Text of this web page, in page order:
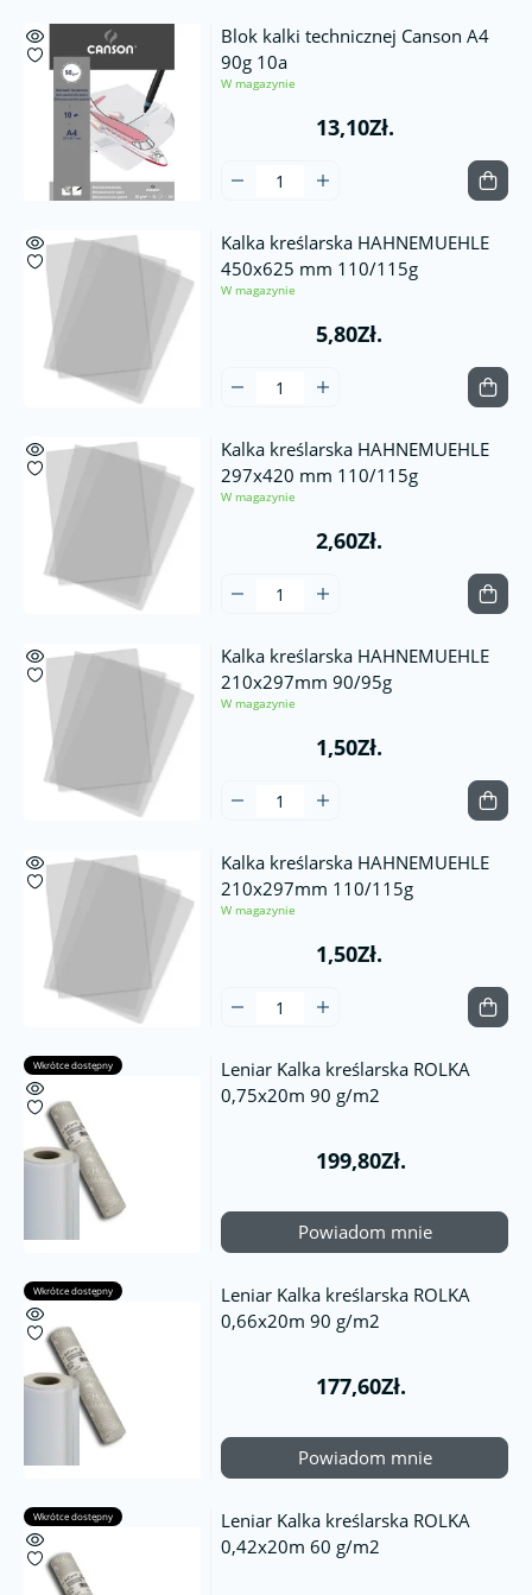
Blok kalki technicznej Canson A4
90g 10a
W magazynie
13,10Zł.
Kalka kreślarska HAHNEMUEHLE
450x625 mm 110/115g
W magazynie
5,80Zł.
Kalka kreślarska HAHNEMUEHLE
297x420 mm 110/115g
W magazynie
2,60Zł.
Kalka kreślarska HAHNEMUEHLE
210x297mm 90/95g
W magazynie
1,50Zł.
Kalka kreślarska HAHNEMUEHLE
210x297mm 110/115g
W magazynie
1,50Zł.
Wkrótce dostępny
Leniar Kalka kreślarska ROLKA
0,75x20m 90 g/m2
199,80Zł.
Powiadom mnie
Wkrótce dostępny
Leniar Kalka kreślarska ROLKA
0,66x20m 90 g/m2
177,60Zł.
Powiadom mnie
Wkrótce dostępny
Leniar Kalka kreślarska ROLKA
0,42x20m 60 g/m2